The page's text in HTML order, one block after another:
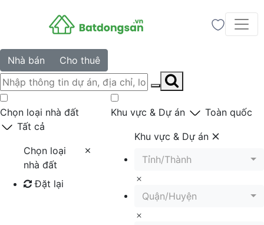
Nhà bán Cho thuê
Chọn loại nhà đất
Tất cả
Chọn loại
nhà đất
Đặt lại
Khu vực & Dự án Toàn quốc
Khu vực & Dự án
Tỉnh/Thành
Quận/Huyện